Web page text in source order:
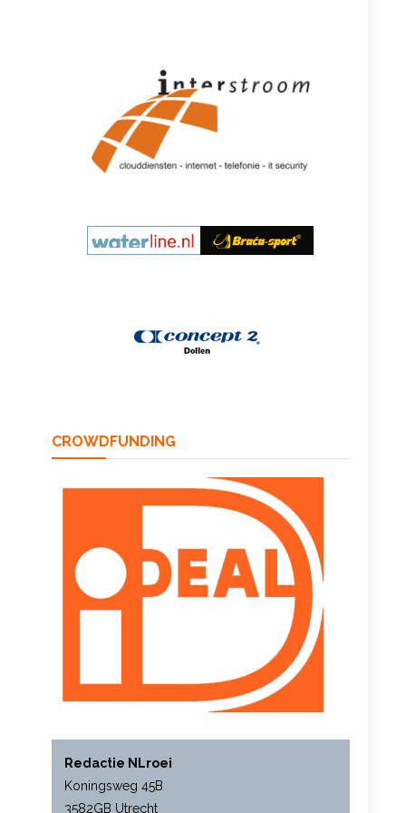
CROWDFUNDING
Redactie NLroei
Koningsweg 45B
3582GB Utrecht